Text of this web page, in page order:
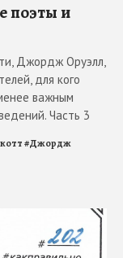
поэты и
Джордж Оруэлл,
для кого
важным
Часть 3
#Джордж